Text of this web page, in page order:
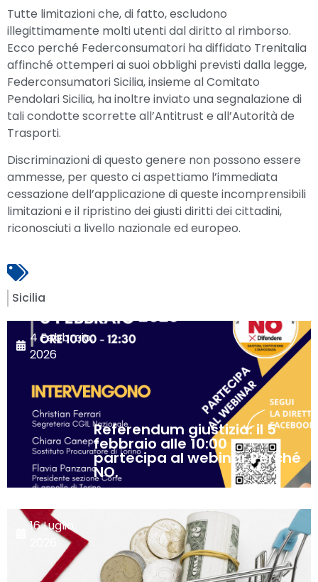
Tutte limitazioni che, di fatto, escludono
illegittimamente molti utenti dal diritto al rimborso.
Ecco perché Federconsumatori ha diffidato Trenitalia
affinché ottemperi ai suoi obblighi previsti dalla legge,
Federconsumatori Sicilia, insieme al Comitato
Pendolari Sicilia, ha inoltre inviato una segnalazione di
tali condotte scorrette all’Antitrust e all’Autorità de
Trasporti.
Discriminazioni di questo genere non possono essere
ammesse, per questo ci aspettiamo l’immediata
cessazione dell’applicazione di queste incomprensibili
limitazioni e il ripristino dei giusti diritti dei cittadini,
riconosciuti a livello nazionale ed europeo.
Sicilia
4 Febbraio,
2026
Referendum giustizia: il 5
febbraio alle 10:00
partecipa al webinar Perché
NO.
16 Luglio,